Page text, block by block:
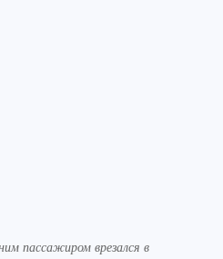
пассажиром врезался в